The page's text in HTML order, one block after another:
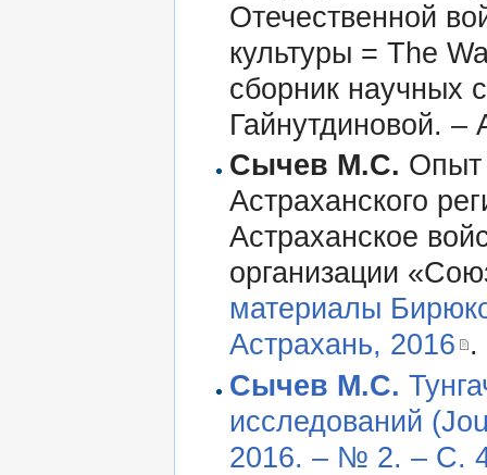
Отечественной
культуры = The
сборник научных
Гайнутдиновой.
Сычев М.С. Опыт
Астраханского
Астраханское
организации
материалы
Астрахань, 2016 .
Сычев М.С.
исследований
2016. – № 2. – С.